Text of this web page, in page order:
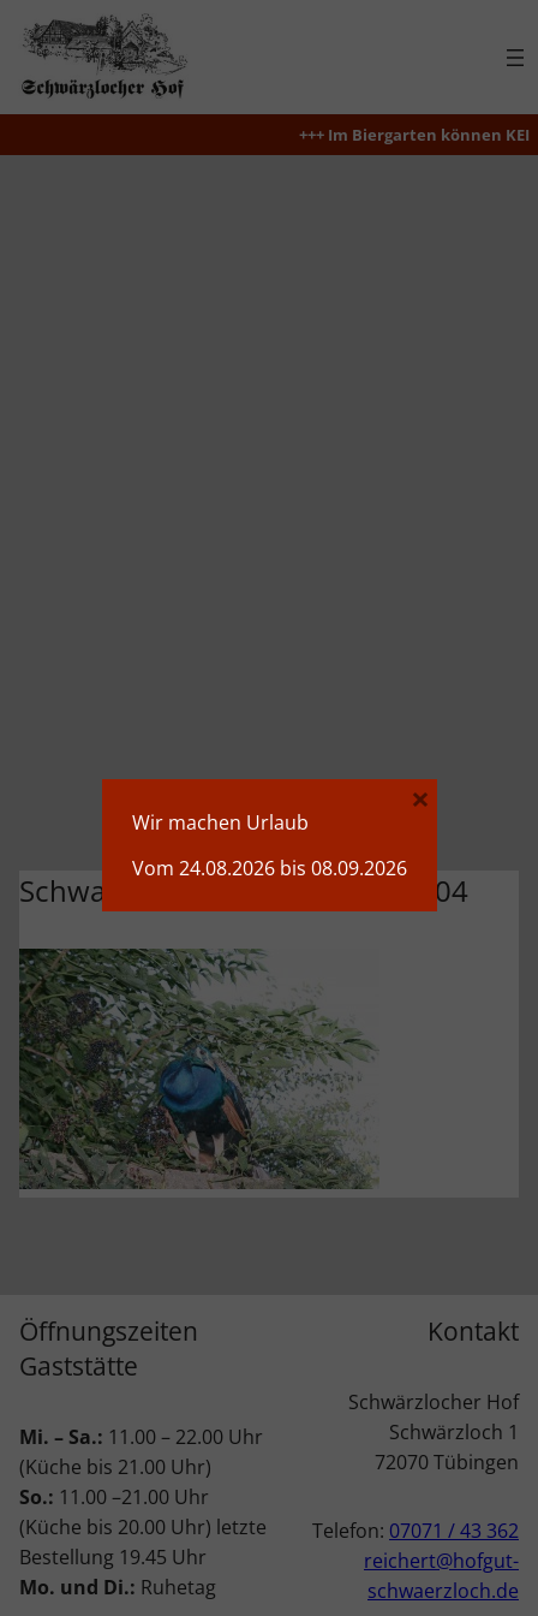
Inhalt
springen
+++ Im Biergarten können
Schwaerzloch-Bauernhof-Pfau-04
Öffnungszeiten
Gaststätte
Mi. – Sa.: 11.00 – 22.00 Uhr
(Küche bis 21.00 Uhr)
So.: 11.00 –21.00 Uhr
(Küche bis 20.00 Uhr) letzte
Bestellung 19.45 Uhr
Mo. und Di.: Ruhetag
Kontakt
Schwärzlocher Hof
Schwärzloch 1
72070 Tübingen
Telefon: 07071 / 43 362
reichert@hofgut-
schwaerzloch.de
Wir machen Urlaub
Vom 24.08.2026 bis 08.09.2026
×